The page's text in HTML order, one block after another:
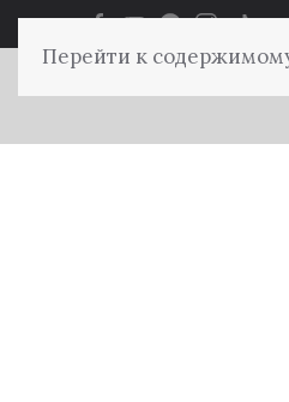
Перейти к